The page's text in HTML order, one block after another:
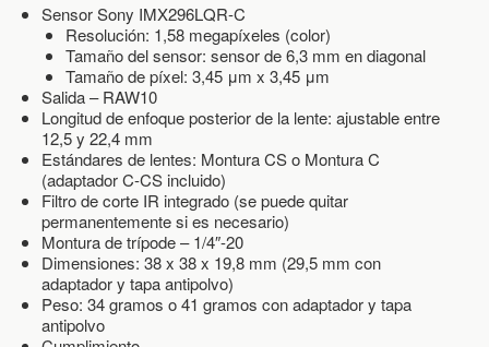
M
E
A
,
A
N
L
I
S
I
S
Sensor Sony IMX296LQR-C
Resolución: 1,58 megapíxeles (color)
Tamaño del sensor: sensor de 6,3 mm en diagonal
Tamaño de píxel: 3,45 μm x 3,45 μm
Salida – RAW10
Longitud de enfoque posterior de la lente: ajustable entre
12,5 y 22,4 mm
Estándares de lentes: Montura CS o Montura C
(adaptador C-CS incluido)
Filtro de corte IR integrado (se puede quitar
permanentemente si es necesario)
Montura de trípode – 1/4″-20
Dimensiones: 38 x 38 x 19,8 mm (29,5 mm con
adaptador y tapa antipolvo)
Peso: 34 gramos o 41 gramos con adaptador y tapa
antipolvo